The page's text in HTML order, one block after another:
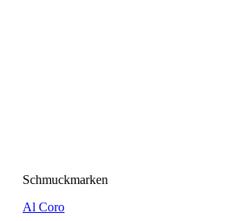
Schmuckmarken
Al Coro